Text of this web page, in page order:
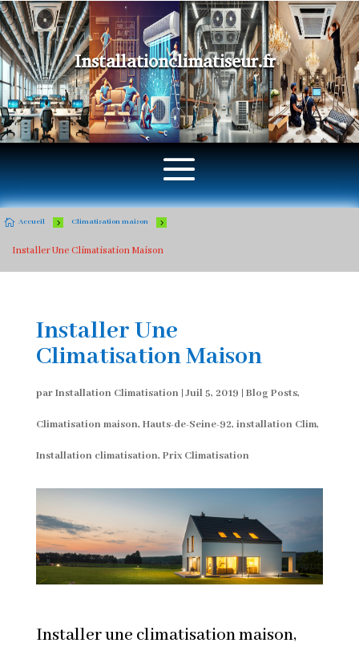
Installationclimatiseur.fr
 Accueil 5 Climatisation maison 5
Installer Une Climatisation Maison
Installer Une
Climatisation Maison
parInstallation Climatisation |Juil 5, 2019 | Blog Posts,
Climatisation maison, Hauts-de-Seine-92, installation Clim,
Installation climatisation, Prix Climatisation
Installer une climatisation maison,